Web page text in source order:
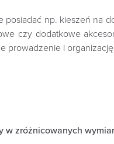
np. kieszeń na
czy dodatkowe
prowadzenie i
w zróżnicowanych